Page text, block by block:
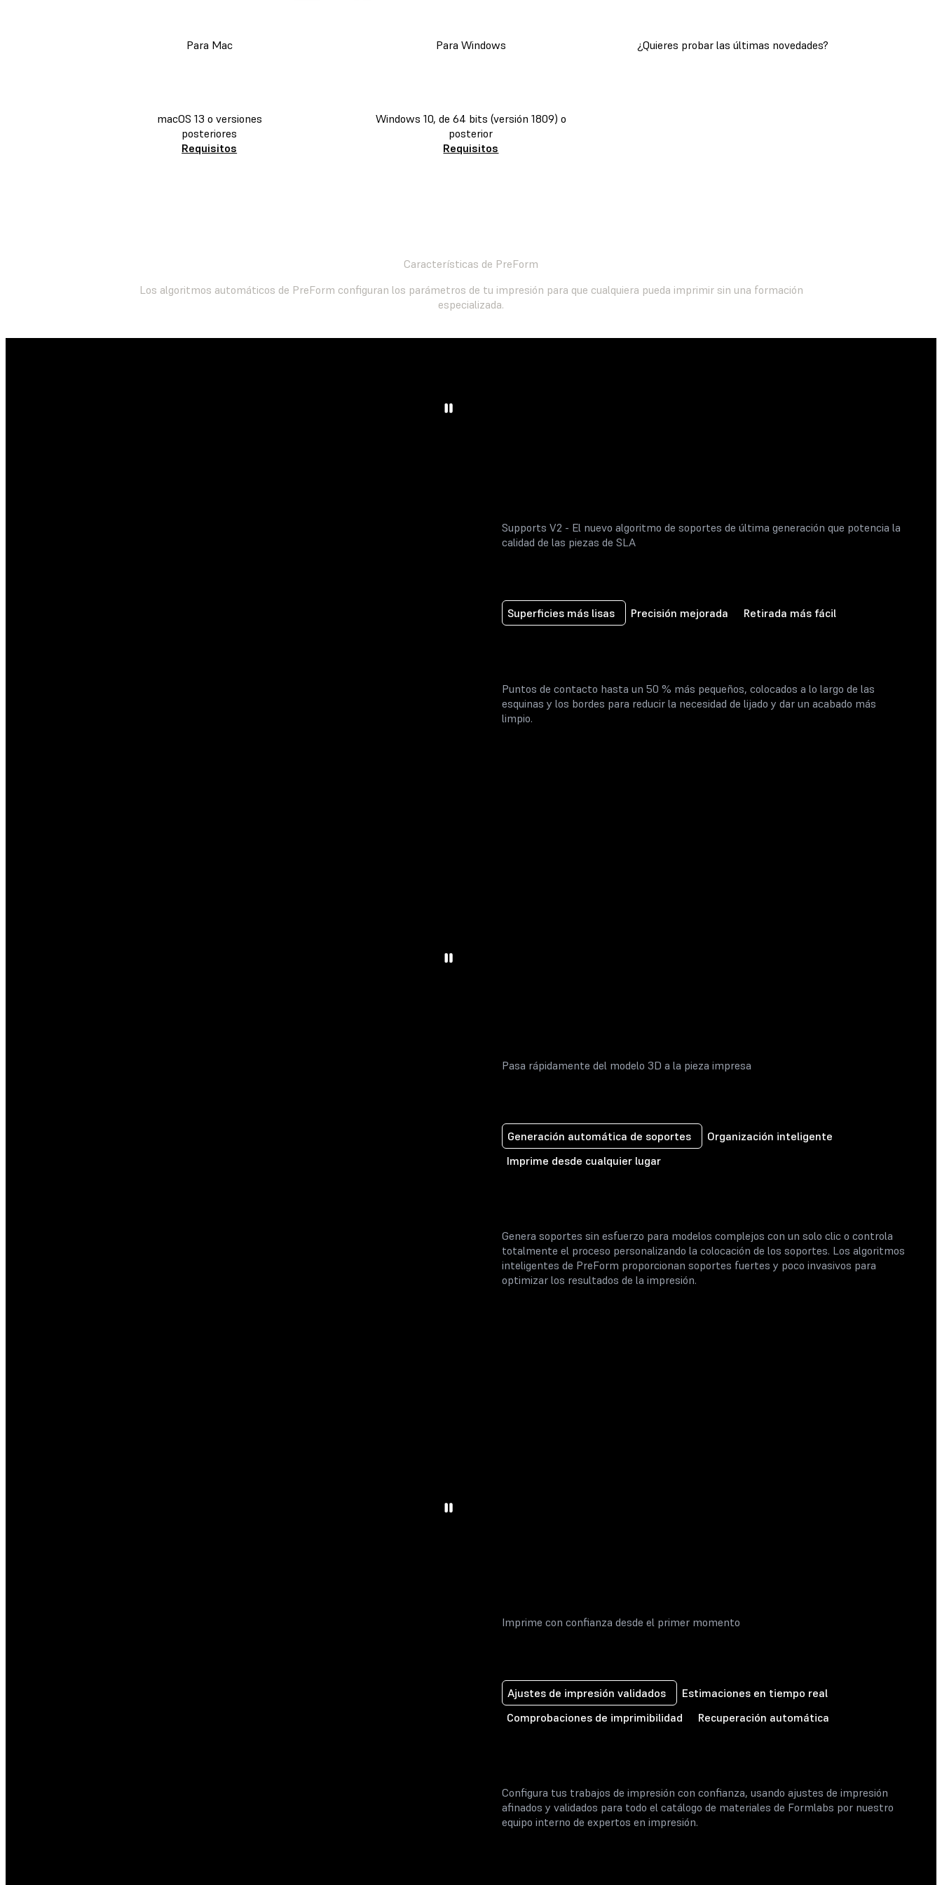
Para Mac
macOS 13 o versiones
posteriores
Requisitos
Para Windows
Windows 10, de 64 bits (versión 1809) o
posterior
Requisitos
¿Quieres probar las últimas novedades?
Características de PreForm
Los algoritmos automáticos de PreForm configuran los parámetros de tu impresión para que cualquiera pueda imprimir sin una formación
especializada.
Supports V2 - El nuevo algoritmo de soportes de última generación que potencia la
calidad de las piezas de SLA
Superficies más lisas Precisión mejorada Retirada más fácil
Puntos de contacto hasta un 50 % más pequeños, colocados a lo largo de las
esquinas y los bordes para reducir la necesidad de lijado y dar un acabado más
limpio.
Pasa rápidamente del modelo 3D a la pieza impresa
Generación automática de soportes
Organización inteligente
Imprime desde cualquier lugar
Genera soportes sin esfuerzo para modelos complejos con un solo clic o controla
totalmente el proceso personalizando la colocación de los soportes. Los algoritmos
inteligentes de PreForm proporcionan soportes fuertes y poco invasivos para
optimizar los resultados de la impresión.
Imprime con confianza desde el primer momento
Ajustes de impresión validados
Estimaciones en tiempo real
Comprobaciones de imprimibilidad
Recuperación automática
Configura tus trabajos de impresión con confianza, usando ajustes de impresión
afinados y validados para todo el catálogo de materiales de Formlabs por nuestro
equipo interno de expertos en impresión.